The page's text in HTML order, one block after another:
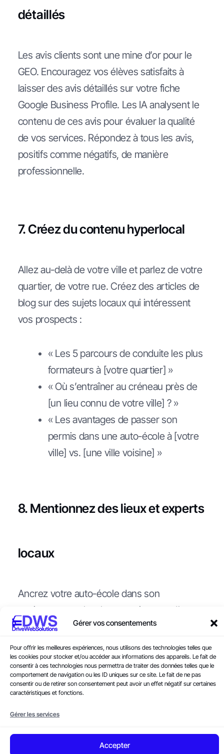
Gérer vos consentements
Pour offrir les meilleures expériences, nous utilisons des technologies telles que
les cookies pour stocker et/ou accéder aux informations des appareils. Le fait de
consentir à ces technologies nous permettra de traiter des données telles que le
comportement de navigation ou les ID uniques sur ce site. Le fait de ne pas
consentir ou de retirer son consentement peut avoir un effet négatif sur certaines
caractéristiques et fonctions.
Gérer les services
Accepter
détaillés
Les avis clients sont une mine d’or pour le
GEO. Encouragez vos élèves satisfaits à
laisser des avis détaillés sur votre fiche
Google Business Profile. Les IA analysent le
contenu de ces avis pour évaluer la qualité
de vos services. Répondez à tous les avis,
positifs comme négatifs, de manière
professionnelle.
7. Créez du contenu hyperlocal
Allez au-delà de votre ville et parlez de votre
quartier, de votre rue. Créez des articles de
blog sur des sujets locaux qui intéressent
vos prospects :
« Les 5 parcours de conduite les plus
formateurs à [votre quartier] »
« Où s’entraîner au créneau près de
[un lieu connu de votre ville] ? »
« Les avantages de passer son
permis dans une auto-école à [votre
ville] vs. [une ville voisine] »
8. Mentionnez des lieux et experts
locaux
Ancrez votre auto-école dans son
environnement local en mentionnant d’autres
entreprises, des lieux connus ou des
experts locaux dans votre contenu. Cela
renforce votre pertinence locale aux yeux
des IA.
9. Utilisez des images et vidéos